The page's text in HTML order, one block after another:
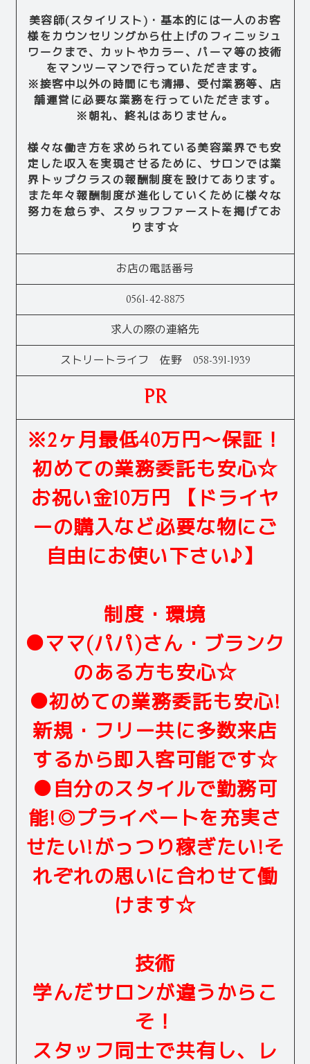
美容師(スタイリスト)・基本的には一人のお客
様をカウンセリングから仕上げのフィニッシュ
ワークまで、カットやカラー、パーマ等の技術
をマンツーマンで行っていただきます。
※接客中以外の時間にも清掃、受付業務等、店
舗運営に必要な業務を行っていただきます。
※朝礼、終礼はありません。
様々な働き方を求められている美容業界でも安
定した収入を実現させるために、サロンでは業
界トップクラスの報酬制度を設けてあります。
また年々報酬制度が進化していくために様々な
努力を怠らず、スタッフファーストを掲げてお
ります☆
お店の電話番号
0561-42-8875
求人の際の連絡先
ストリートライフ 佐野 058-391-1939
PR
※2ヶ月最低40万円〜保証！
初めての業務委託も安心☆
お祝い金10万円 【ドライヤ
ーの購入など必要な物にご
自由にお使い下さい♪】
制度・環境
●ママ(パパ)さん・ブランク
のある方も安心☆
●初めての業務委託も安心!
新規・フリー共に多数来店
するから即入客可能です☆
●自分のスタイルで勤務可
能!◎プライベートを充実さ
せたい!がっつり稼ぎたい!そ
れぞれの思いに合わせて働
けます☆
技術
学んだサロンが違うからこ
そ！
スタッフ同士で共有し、レ